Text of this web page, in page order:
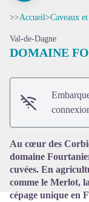
>>Accueil>Caveaux
Val-de-Dagne
DOMAINE
Au cœur des
domaine
cuvées. En
comme le Merlot,
cépage unique en